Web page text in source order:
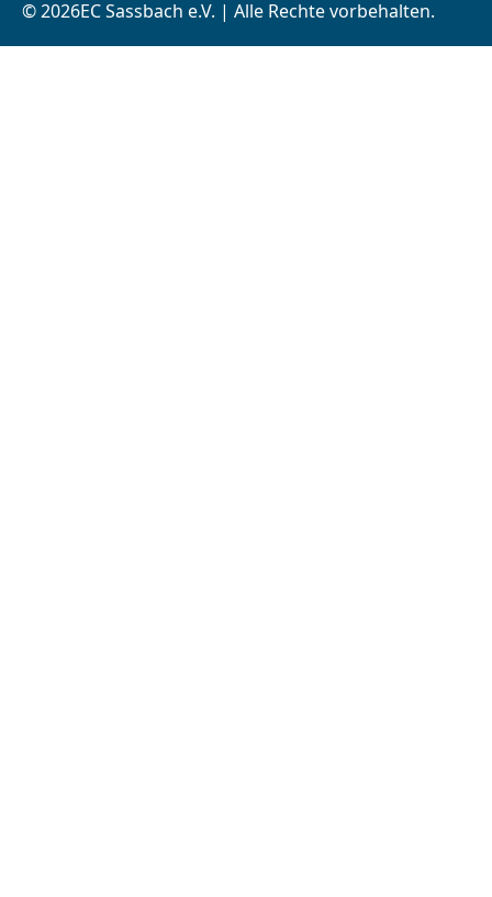
© 2026EC Sassbach e.V. | Alle Rechte vorbehalten.